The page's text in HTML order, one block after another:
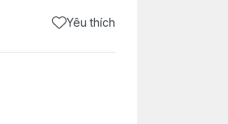
Yêu thích